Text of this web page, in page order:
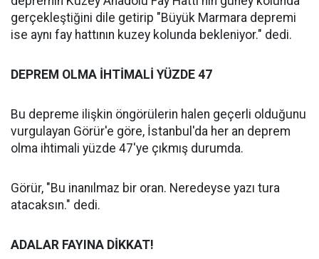
gerçekleştiğini dile getirip "Büyük Marmara depremi
ise aynı fay hattının kuzey kolunda bekleniyor." dedi.
DEPREM OLMA İHTİMALİ YÜZDE 47
Bu depreme ilişkin öngörülerin halen geçerli olduğunu
vurgulayan Görür'e göre, İstanbul'da her an deprem
olma ihtimali yüzde 47'ye çıkmış durumda.
Görür, "Bu inanılmaz bir oran. Neredeyse yazı tura
atacaksın." dedi.
ADALAR FAYINA DİKKAT!